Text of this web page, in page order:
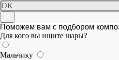
OK
Поможем вам с подбором
Для кого вы ищите шары?
Мальчику